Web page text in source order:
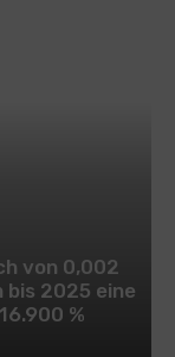
von 0,002
bis 2025 eine
%